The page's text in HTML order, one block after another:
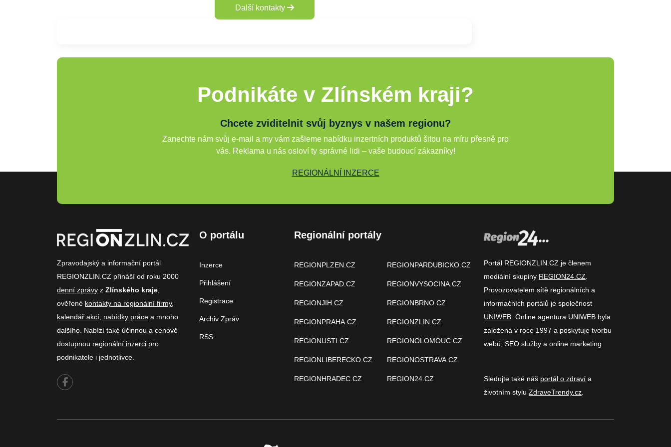
Další kontakty
Podnikáte v Zlínském kraji?
Chcete zviditelnit svůj byznys v našem regionu?
Zanechte nám svůj e-mail a my vám zašleme nabídku inzertních produktů šitou na míru přesně pro
vás. Reklama u nás osloví ty správné lidi – vaše budoucí zákazníky!
REGIONÁLNÍ INZERCE
Zpravodajský a informační portál
REGIONZLIN.CZ přináší od roku 2000
denní zprávy z Zlínského kraje
ověřené kontakty na regionální firmy,
kalendář akcí nabídky práce a mnoho
dalšího. Nabízí také účinnou a cenově
dostupnou regionální inzerci pro
podnikatele i jednotlivce.
O portálu
Inzerce
Přihlášení
Registrace
Archiv Zpráv
RSS
Regionální portály
REGIONPLZEN.CZ
REGIONZAPAD.CZ
REGIONJIH.CZ
REGIONPRAHA.CZ
REGIONUSTI.CZ
REGIONLIBERECKO.CZ
REGIONHRADEC.CZ
REGIONPARDUBICKO.CZ
REGIONVYSOCINA.CZ
REGIONBRNO.CZ
REGIONZLIN.CZ
REGIONOLOMOUC.CZ
REGIONOSTRAVA.CZ
REGION24.CZ
Portál REGIONZLIN.CZ je členem
mediální skupiny REGION24.CZ
Provozovatelem sítě regionálních a
informačních portálů je společnost
UNIWEB . Online agentura UNIWEB byla
založená v roce 1997 a poskytuje tvorbu
webů, SEO služby a online marketing.
Sledujte také náš portál o zdraví a
životním stylu ZdraveTrendy.cz